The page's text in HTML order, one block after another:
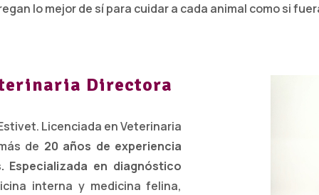
lo mejor de sí para cuidar a cada animal como si
Directora
Licenciada en Veterinaria
de 20 años de experiencia
en diagnóstico
interna y medicina felina,